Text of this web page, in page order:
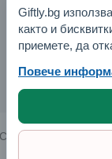
Отвори
Copyright © 2026
Giftly.bg
както и
приемете, да
Повече